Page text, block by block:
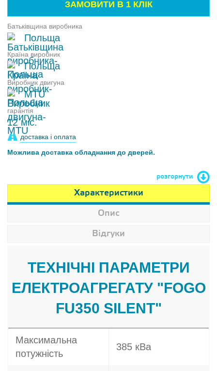
Батьківщина виробника
Польща
Країна виробник
Польща
Виробник двигуна
MTU
гарантія
12 міс.
доставка і оплата
Можлива доставка обладнання до дверей.
розгорнути
Характеристики
Опис
Відгуки
ТЕХНІЧНІ ПАРАМЕТРИ
ЕЛЕКТРОАГРЕГАТУ "FOGO
FU350 SILENT"
Максимальна
потужність
385 кВа